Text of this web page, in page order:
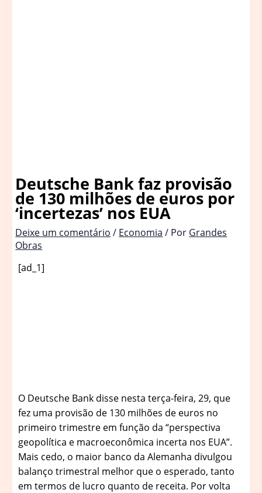
Deutsche Bank faz provisão
de 130 milhões de euros por
‘incertezas’ nos EUA
Deixe um comentário / Economia / Por Grandes
Obras
[ad_1]
O Deutsche Bank disse nesta terça-feira, 29, que
fez uma provisão de 130 milhões de euros no
primeiro trimestre em função da “perspectiva
geopolítica e macroeconômica incerta nos EUA”.
Mais cedo, o maior banco da Alemanha divulgou
balanço trimestral melhor que o esperado, tanto
em termos de lucro quanto de receita. Por volta